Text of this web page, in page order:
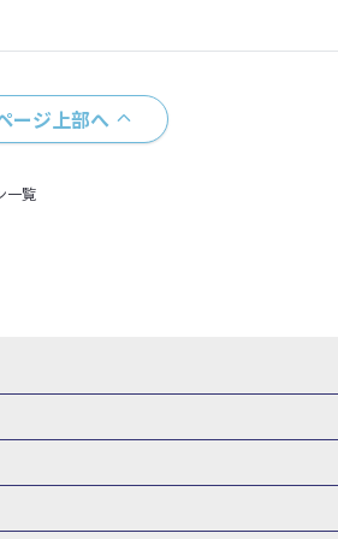
ージ上部へ
一覧
県 新潟県 長野県 東海 静岡県
山県 四国 徳島県 高知県 香川県
館 神奈川県ホテル・旅館
埼玉県ホ
群馬県ホテル・旅館 富山県ホテ